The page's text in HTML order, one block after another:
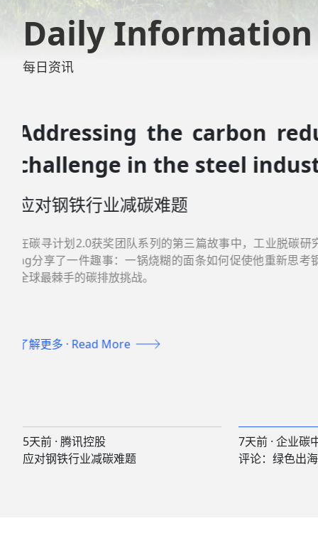
Daily Information
每日资讯
Comment: Green Going
Enters the Era of 'System
China's Answer
Jiaozhou Factory
评论：绿色出海进入「系统输出」时
利电站到胶州工厂的中国答卷
综合最近三天五条企业新闻，剖析中国绿色产业出海在
了解更多 · Read More
5天前 · 腾讯控股
应对钢铁行业减碳难题
7天前 · 企业碳
评论：绿色出